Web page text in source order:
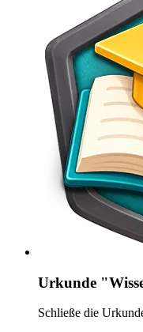
Urkunde
Schließe die